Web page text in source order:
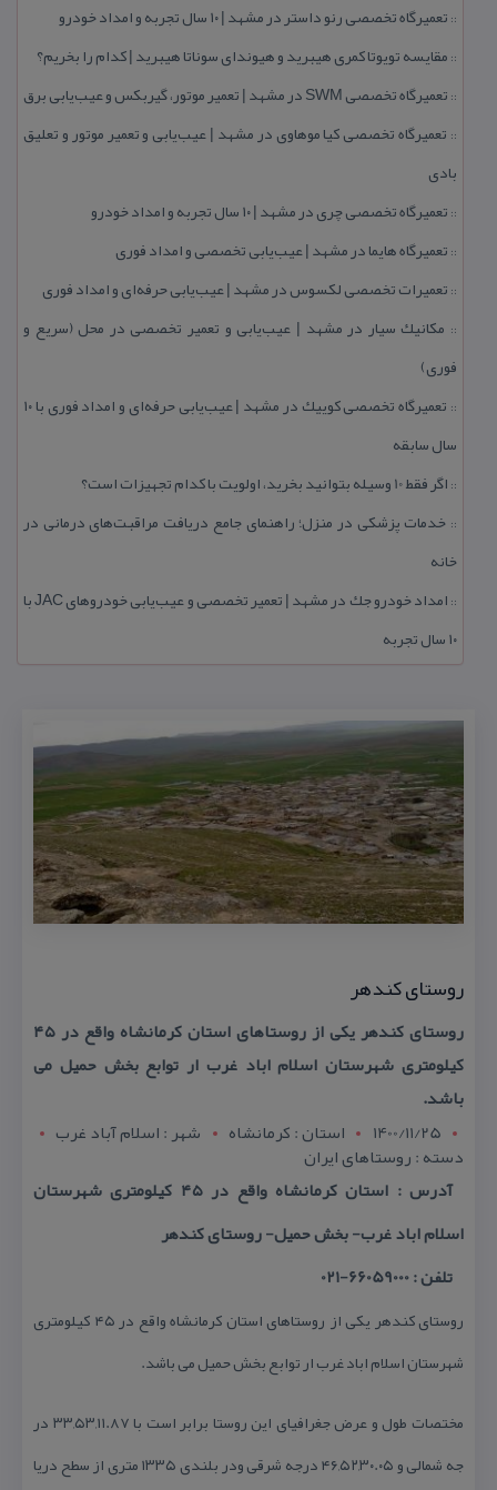
:: تعمیرگاه تخصصی رنو داستر در مشهد | ۱۰ سال تجربه و امداد خودرو
:: مقایسه تویوتا كمری هیبرید و هیوندای سوناتا هیبرید | كدام را بخریم؟
:: تعمیرگاه تخصصی SWM در مشهد | تعمیر موتور، گیربكس و عیب‌یابی برق
:: تعمیرگاه تخصصی كیا موهاوی در مشهد | عیب‌یابی و تعمیر موتور و تعلیق
بادی
:: تعمیرگاه تخصصی چری در مشهد | ۱۰ سال تجربه و امداد خودرو
:: تعمیرگاه هایما در مشهد | عیب‌یابی تخصصی و امداد فوری
:: تعمیرات تخصصی لكسوس در مشهد | عیب‌یابی حرفه‌ای و امداد فوری
:: مكانیك سیار در مشهد | عیب‌یابی و تعمیر تخصصی در محل (سریع و
فوری)
::
تعمیرگاه تخصصی كوییك در مشهد | عیب‌یابی حرفه‌ای و امداد فوری با ۱۰
سال سابقه
:: اگر فقط 10 وسیله بتوانید بخرید، اولویت با كدام تجهیزات است؟
:: خدمات پزشكی در منزل؛ راهنمای جامع دریافت مراقبت‌های درمانی در
خانه
::
امداد خودرو جك در مشهد | تعمیر تخصصی و عیب‌یابی خودروهای JAC با
۱۰ سال تجربه
روستای كندهر
روستای كندهر یكی از روستاهای استان كرمانشاه واقع در ۴۵
كیلومتری شهرستان اسلام اباد غرب ار توابع بخش حمیل می
باشد.
1400/11/25
استان : کرمانشاه شهر : اسلام آباد غرب
دسته : روستاهای ایران
آدرس : استان كرمانشاه واقع در ۴۵ كیلومتری شهرستان
اسلام اباد غرب- بخش حمیل- روستای كندهر
تلفن : 66059000-021
روستای كندهر یكی از روستاهای استان كرمانشاه واقع در ۴۵ كیلومتری
شهرستان اسلام اباد غرب ار توابع بخش حمیل می باشد.
مختصات طول و عرض جغرافیای این روستا برابر است با ۳۳,۵۳,۱۱.۸۷ در
جه شمالی و ۴۶,۵۲,۳۰.۰۵ درجه شرقی ودر بلندی ۱۳۳۵ متری از سطح دریا